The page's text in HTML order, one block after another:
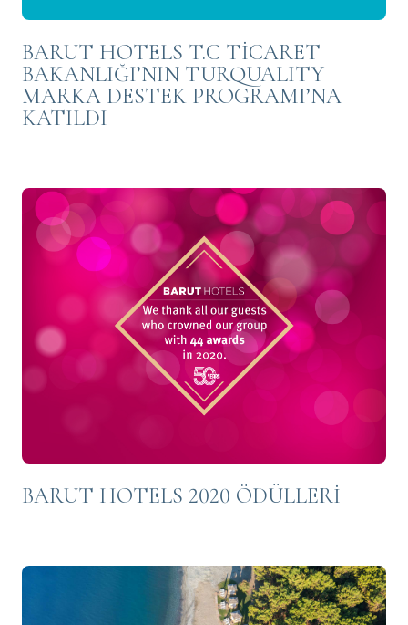
BARUT HOTELS T.C TİCARET
BAKANLIĞI’NIN TURQUALITY
MARKA DESTEK PROGRAMI’NA
KATILDI
BARUT HOTELS 2020 ÖDÜLLERİ